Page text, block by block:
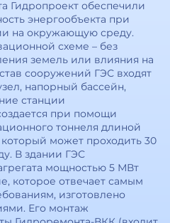
Гидропроект обеспечили
энергообъекта при
на окружающую среду.
схеме – без
земель или влияния на
сооружений ГЭС входят
напорный бассейн,
станции
при помощи
тоннеля длиной
который может проходить 30
В здании ГЭС
мощностью 5 МВт
которое отвечает самым
изготовлено
Его монтаж